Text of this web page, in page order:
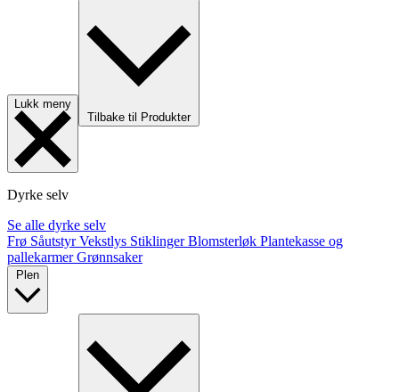
Lukk meny
Tilbake til Produkter
Dyrke selv
Se alle dyrke selv
Frø SåutstyrVekstlys StiklingerBlomsterløk Plantekasse og
pallekarmerGrønnsaker